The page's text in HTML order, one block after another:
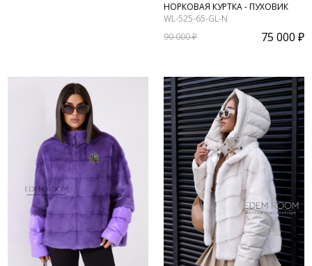
НОРКОВАЯ КУРТКА - ПУХОВИК
WL-525-65-GL-N
90 000 ₽
75 000 ₽